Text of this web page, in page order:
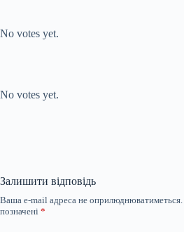
No votes yet.
No votes yet.
Залишити відповідь
Ваша e-mail адреса не оприлюднюватиметься.
позначені *